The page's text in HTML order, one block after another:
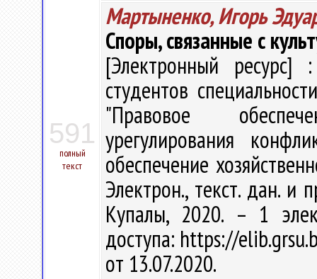
591
полный
текст
Мартыненко, Игорь
Споры, связанные с
[Электронный ресурс]
студентов
"Правовое
урегулирования
обеспечение
Электрон., текст. дан. и
Купалы, 2020. – 1
доступа: https://
от 13.07.2020.